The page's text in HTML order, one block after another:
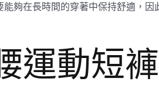
夠在長時間的穿著中保持舒適，
運動短